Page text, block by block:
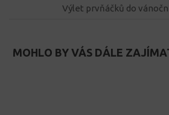
Výlet prvňáčků do
MOHLO BY VÁS DÁLE